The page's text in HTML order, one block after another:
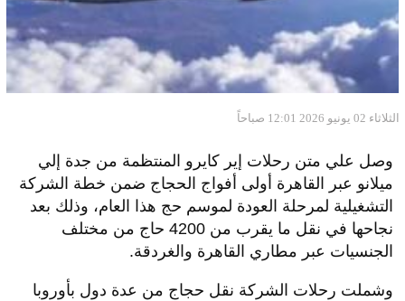
الثلاثاء 02 يونيو 2026 12:01 صباحاً
وصل علي متن رحلات إير كايرو المنتظمة من جدة إلي
ميلانو عبر القاهرة أولى أفواج الحجاج ضمن خطة الشركة
التشغيلية لمرحلة العودة لموسم حج هذا العام، وذلك بعد
نجاحها في نقل ما يقرب من 4200 حاج من مختلف
الجنسيات عبر مطاري القاهرة والغردقة.
وشملت رحلات الشركة نقل حجاج من عدة دول بأوروبا